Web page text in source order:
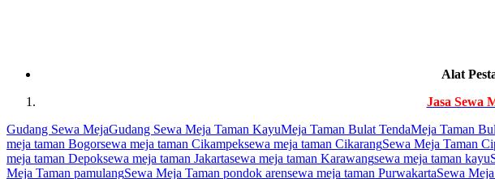
Alat
Jasa Sewa
Gudang Sewa MejaGudang Sewa Meja Taman KayuMeja Taman Bulat TendaMeja Taman
meja taman Bogorsewa meja taman Cikampeksewa meja taman CikarangSewa Meja Taman
meja taman Depoksewa meja taman Jakartasewa meja taman Karawangsewa meja taman kayu
Meja Taman pamulangSewa Meja Taman pondok arensewa meja taman PurwakartaSewa